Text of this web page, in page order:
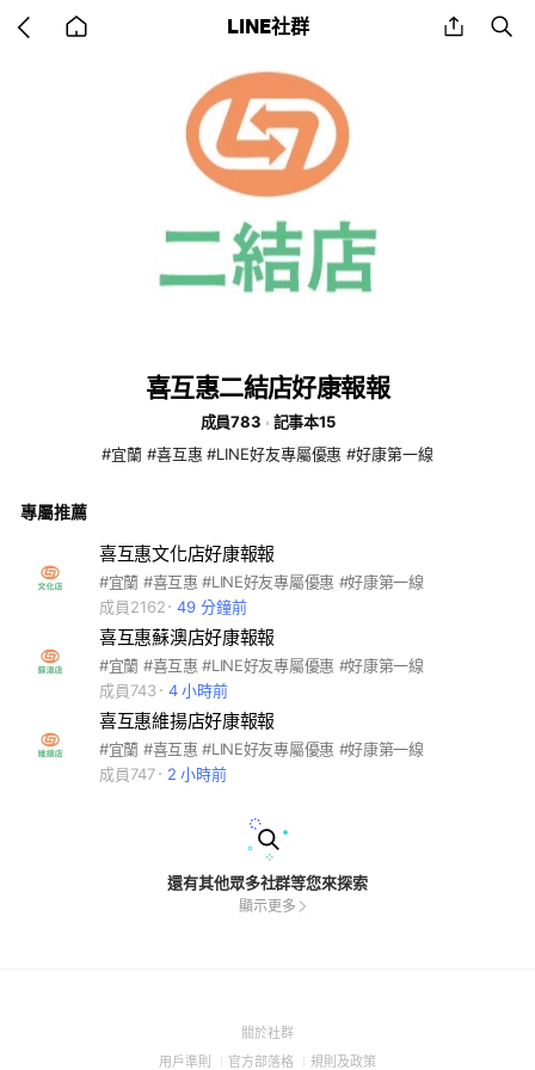
back LINE社群 share
喜互惠二結店好康報報
成員783
記事本15
#宜蘭 #喜互惠 #LINE好友專屬優惠 #好康第一線
專屬推薦
喜互惠文化店好康報報
#宜蘭 #喜互惠 #LINE好友專屬優惠 #好康第一線
成員2162
49 分鐘前
喜互惠蘇澳店好康報報
#宜蘭 #喜互惠 #LINE好友專屬優惠 #好康第一線
成員743
4 小時前
喜互惠維揚店好康報報
#宜蘭 #喜互惠 #LINE好友專屬優惠 #好康第一線
成員747
2 小時前
還有其他眾多社群等您來探索
顯示更多
關於社群(Open
用戶準則 (Open
官方部落格 (Open
規則及政策(Open